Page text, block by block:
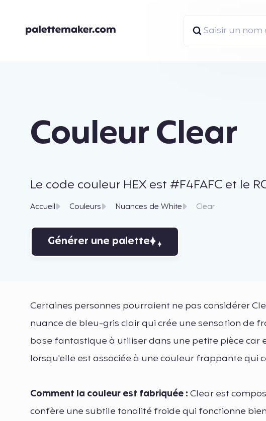
Couleur Clear
Le code couleur HEX est #F4FAFC et le
Accueil Couleurs Nuances de White Clear
Générer une palette
Certaines personnes pourraient ne pas considérer
nuance de bleu-gris clair qui crée une sensation de
base fantastique à utiliser dans une petite pièce
lorsqu'elle est associée à une couleur frappante qui
Comment la couleur est fabriquée :Clear est
confère une subtile tonalité froide qui fonctionne